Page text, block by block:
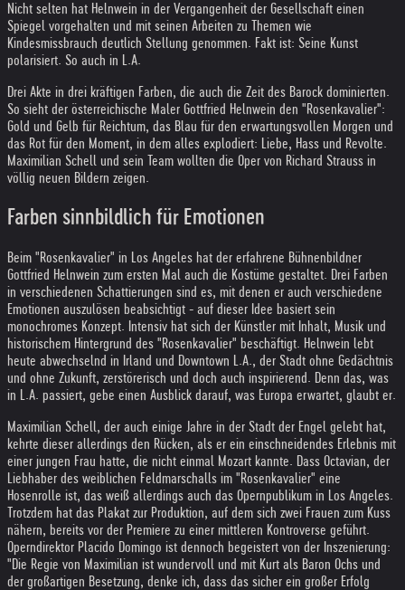
Nicht selten hat Helnwein in der Vergangenheit der Gesellschaft einen
Spiegel vorgehalten und mit seinen Arbeiten zu Themen wie
Kindesmissbrauch deutlich Stellung genommen. Fakt ist: Seine Kunst
polarisiert. So auch in L.A.
Drei Akte in drei kräftigen Farben, die auch die Zeit des Barock dominierten.
So sieht der österreichische Maler Gottfried Helnwein den "Rosenkavalier":
Gold und Gelb für Reichtum, das Blau für den erwartungsvollen Morgen und
das Rot für den Moment, in dem alles explodiert: Liebe, Hass und Revolte.
Maximilian Schell und sein Team wollten die Oper von Richard Strauss in
völlig neuen Bildern zeigen.
Farben sinnbildlich für Emotionen
Beim "Rosenkavalier" in Los Angeles hat der erfahrene Bühnenbildner
Gottfried Helnwein zum ersten Mal auch die Kostüme gestaltet. Drei Farben
in verschiedenen Schattierungen sind es, mit denen er auch verschiedene
Emotionen auszulösen beabsichtigt - auf dieser Idee basiert sein
monochromes Konzept. Intensiv hat sich der Künstler mit Inhalt, Musik und
historischem Hintergrund des "Rosenkavalier" beschäftigt. Helnwein lebt
heute abwechselnd in Irland und Downtown L.A., der Stadt ohne Gedächtnis
und ohne Zukunft, zerstörerisch und doch auch inspirierend. Denn das, was
in L.A. passiert, gebe einen Ausblick darauf, was Europa erwartet, glaubt er.
Maximilian Schell, der auch einige Jahre in der Stadt der Engel gelebt hat,
kehrte dieser allerdings den Rücken, als er ein einschneidendes Erlebnis mit
einer jungen Frau hatte, die nicht einmal Mozart kannte. Dass Octavian, der
Liebhaber des weiblichen Feldmarschalls im "Rosenkavalier" eine
Hosenrolle ist, das weiß allerdings auch das Opernpublikum in Los Angeles.
Trotzdem hat das Plakat zur Produktion, auf dem sich zwei Frauen zum Kuss
nähern, bereits vor der Premiere zu einer mittleren Kontroverse geführt.
Operndirektor Placido Domingo ist dennoch begeistert von der Inszenierung:
"Die Regie von Maximilian ist wundervoll und mit Kurt als Baron Ochs und
der großartigen Besetzung, denke ich, dass das sicher ein großer Erfolg